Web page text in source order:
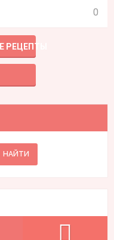
0
РЕЦЕПТЫ